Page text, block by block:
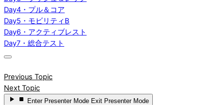
Day4・プル＆コア
Day5・モビリティB
Day6・アクティブレスト
Day7・総合テスト
Previous Topic
Next Topic
Enter Presenter Mode Exit Presenter Mode